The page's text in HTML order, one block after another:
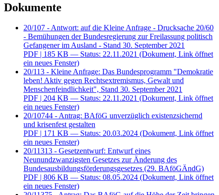
Dokumente
20/107 - Antwort: auf die Kleine Anfrage - Drucksache 20/60
- Bemühungen der Bundesregierung zur Freilassung politisch
Gefangener im Ausland - Stand 30. September 2021
PDF | 185 KB — Status: 22.11.2021 (Dokument, Link öffnet
ein neues Fenster)
20/113 - Kleine Anfrage: Das Bundesprogramm "Demokratie
leben! Aktiv gegen Rechtsextremismus, Gewalt und
Menschenfeindlichkeit", Stand 30. September 2021
PDF | 204 KB — Status: 22.11.2021 (Dokument, Link öffnet
ein neues Fenster)
20/10744 - Antrag: BAföG unverzüglich existenzsichernd
und krisenfest gestalten
PDF | 171 KB — Status: 20.03.2024 (Dokument, Link öffnet
ein neues Fenster)
20/11313 - Gesetzentwurf: Entwurf eines
Neunundzwanzigsten Gesetzes zur Änderung des
Bundesausbildungsförderungsgesetzes (29. BAföGÄndG)
PDF | 806 KB — Status: 08.05.2024 (Dokument, Link öffnet
ein neues Fenster)